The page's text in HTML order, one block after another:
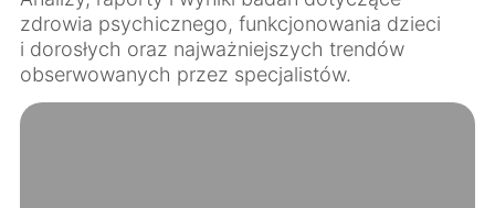
zdrowia psychicznego, funkcjonowania dzieci
i dorosłych oraz najważniejszych trendów
obserwowanych przez specjalistów.